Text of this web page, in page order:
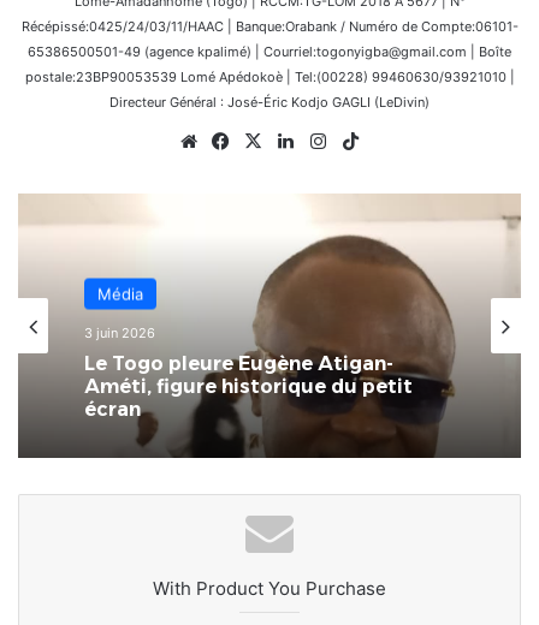
Récépissé:0425/24/03/11/HAAC | Banque:Orabank / Numéro de Compte:06101-
65386500501-49 (agence kpalimé) | Courriel:togonyigba@gmail.com | Boîte
postale:23BP90053539 Lomé Apédokoè | Tel:(00228) 99460630/93921010 |
Directeur Général : José-Éric Kodjo GAGLI (LeDivin)
WebsiteFacebook
X LinkedinInstagram
Média
3 juin 2026
Le Togo pleure Eugène Atigan-
Améti, figure historique du petit
Média
TRIBUNE DU COMMISSAIRE GENERAL
DU FESTIVAL TOGO MEDIA FOOT
With Product You Purchase